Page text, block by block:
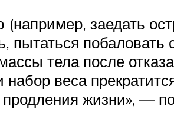
заедать
пытаться
тела после
набор веса
жизни», —